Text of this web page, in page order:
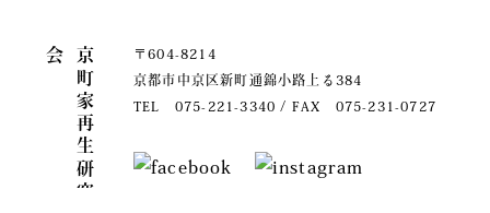
京
町
家
再
生
研
究
会
〒604-8214
京都市中京区新町通錦小路上る384
TEL 075-221-3340 / FAX 075-231-0727